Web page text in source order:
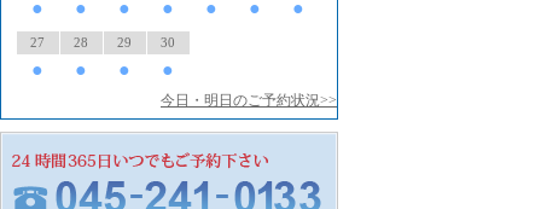
● ● ● ● ● ● ●
27
●
28
●
29
●
30
●
今日・明日のご予約状況>>